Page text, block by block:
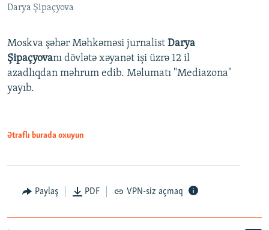
Darya Şipaçyova
Moskva şəhər Məhkəməsi jurnalist Darya
Şipaçyovanı dövlətə xəyanət işi üzrə 12 il
azadlıqdan məhrum edib. Məlumatı "Mediazona"
yayıb.
Ətraflı burada oxuyun
Paylaş PDF VPN-siz açmaq